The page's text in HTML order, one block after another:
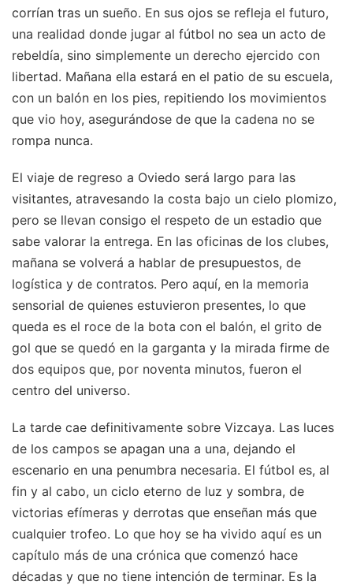
corrían tras un sueño. En sus ojos se refleja el futuro,
una realidad donde jugar al fútbol no sea un acto de
rebeldía, sino simplemente un derecho ejercido con
libertad. Mañana ella estará en el patio de su escuela,
con un balón en los pies, repitiendo los movimientos
que vio hoy, asegurándose de que la cadena no se
rompa nunca.
El viaje de regreso a Oviedo será largo para las
visitantes, atravesando la costa bajo un cielo plomizo,
pero se llevan consigo el respeto de un estadio que
sabe valorar la entrega. En las oficinas de los clubes,
mañana se volverá a hablar de presupuestos, de
logística y de contratos. Pero aquí, en la memoria
sensorial de quienes estuvieron presentes, lo que
queda es el roce de la bota con el balón, el grito de
gol que se quedó en la garganta y la mirada firme de
dos equipos que, por noventa minutos, fueron el
centro del universo.
La tarde cae definitivamente sobre Vizcaya. Las luces
de los campos se apagan una a una, dejando el
escenario en una penumbra necesaria. El fútbol es, al
fin y al cabo, un ciclo eterno de luz y sombra, de
victorias efímeras y derrotas que enseñan más que
cualquier trofeo. Lo que hoy se ha vivido aquí es un
capítulo más de una crónica que comenzó hace
décadas y que no tiene intención de terminar. Es la